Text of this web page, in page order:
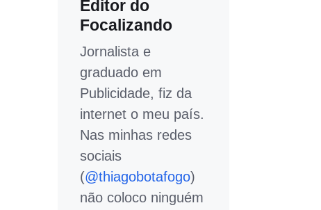
Editor do
Focalizando
Jornalista e
graduado em
Publicidade, fiz da
internet o meu país.
Nas minhas redes
sociais
(@thiagobotafogo)
não coloco ninguém